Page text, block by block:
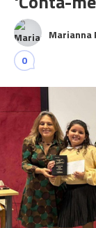
Marianna
0